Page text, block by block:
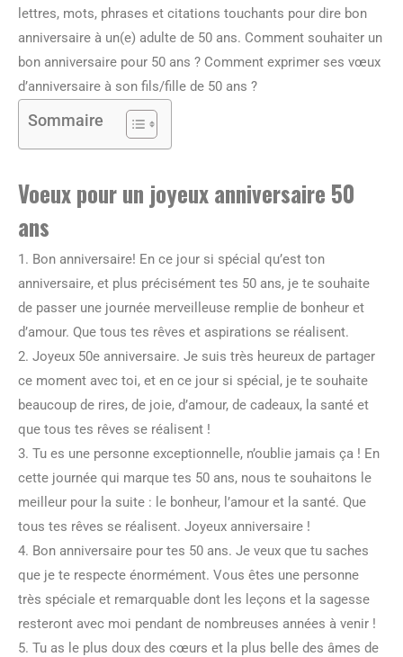
lettres, mots, phrases et citations touchants pour dire bon
anniversaire à un(e) adulte de 50 ans. Comment souhaiter un
bon anniversaire pour 50 ans ? Comment exprimer ses vœux
d’anniversaire à son fils/fille de 50 ans ?
Sommaire
Voeux pour un joyeux anniversaire 50
ans
1. Bon anniversaire! En ce jour si spécial qu’est ton
anniversaire, et plus précisément tes 50 ans, je te souhaite
de passer une journée merveilleuse remplie de bonheur et
d’amour. Que tous tes rêves et aspirations se réalisent.
2. Joyeux 50e anniversaire. Je suis très heureux de partager
ce moment avec toi, et en ce jour si spécial, je te souhaite
beaucoup de rires, de joie, d’amour, de cadeaux, la santé et
que tous tes rêves se réalisent !
3. Tu es une personne exceptionnelle, n’oublie jamais ça ! En
cette journée qui marque tes 50 ans, nous te souhaitons le
meilleur pour la suite : le bonheur, l’amour et la santé. Que
tous tes rêves se réalisent. Joyeux anniversaire !
4. Bon anniversaire pour tes 50 ans. Je veux que tu saches
que je te respecte énormément. Vous êtes une personne
très spéciale et remarquable dont les leçons et la sagesse
resteront avec moi pendant de nombreuses années à venir !
5. Tu as le plus doux des cœurs et la plus belle des âmes de